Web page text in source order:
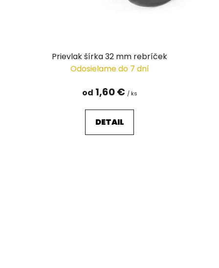
Prievlak šírka 32 mm rebríček
Odosielame do 7 dní
od 1,60 € / ks
DETAIL